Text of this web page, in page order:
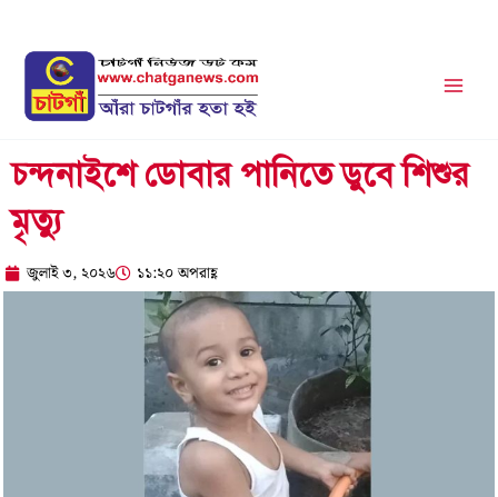
content
চন্দনাইশে ডোবার পানিতে ডুবে শিশুর
মৃত্যু
জুলাই ৩, ২০২৬ ১১:২০ অপরাহ্ণ